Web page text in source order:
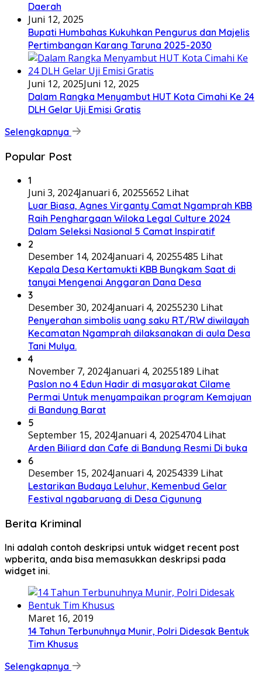
Daerah
Juni 12, 2025
Bupati Humbahas Kukuhkan Pengurus dan Majelis
Pertimbangan Karang Taruna 2025-2030
Juni 12, 2025Juni 12, 2025
Dalam Rangka Menyambut HUT Kota Cimahi Ke 24
DLH Gelar Uji Emisi Gratis
Selengkapnya
Popular Post
1
Juni 3, 2024Januari 6, 20255652 Lihat
Luar Biasa, Agnes Virganty Camat Ngamprah KBB
Raih Penghargaan Wiloka Legal Culture 2024
Dalam Seleksi Nasional 5 Camat Inspiratif
2
Desember 14, 2024Januari 4, 20255485 Lihat
Kepala Desa Kertamukti KBB Bungkam Saat di
tanyai Mengenai Anggaran Dana Desa
3
Desember 30, 2024Januari 4, 20255230 Lihat
Penyerahan simbolis uang saku RT/RW diwilayah
Kecamatan Ngamprah dilaksanakan di aula Desa
Tani Mulya.
4
November 7, 2024Januari 4, 20255189 Lihat
Paslon no 4 Edun Hadir di masyarakat Cilame
Permai Untuk menyampaikan program Kemajuan
di Bandung Barat
5
September 15, 2024Januari 4, 20254704 Lihat
Arden Biliard dan Cafe di Bandung Resmi Di buka
6
Desember 15, 2024Januari 4, 20254339 Lihat
Lestarikan Budaya Leluhur, Kemenbud Gelar
Festival ngabaruang di Desa Cigunung
Berita Kriminal
Ini adalah contoh deskripsi untuk widget recent post
wpberita, anda bisa memasukkan deskripsi pada
widget ini.
Maret 16, 2019
14 Tahun Terbunuhnya Munir, Polri Didesak Bentuk
Tim Khusus
Selengkapnya